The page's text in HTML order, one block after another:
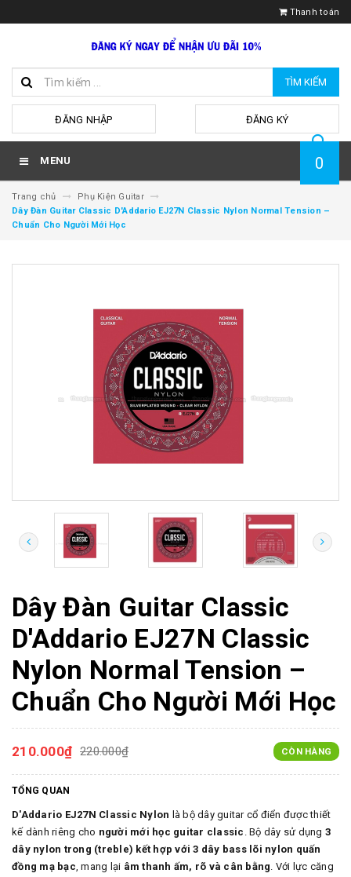
Thanh toán
TÌM KIẾM
ĐĂNG NHẬP ĐĂNG KÝ
MENU 0
Trang chủ
Phụ Kiện Guitar
Dây Đàn Guitar Classic D'Addario EJ27N Classic Nylon Normal Tension –
Chuẩn Cho Người Mới Học
Dây Đàn Guitar Classic
D'Addario EJ27N Classic
Nylon Normal Tension –
Chuẩn Cho Người Mới Học
210.000₫ 220.000₫ CÒN HÀNG
TỔNG QUAN
D'Addario EJ27N Classic Nylon là bộ dây guitar cổ điển được thiết
kế dành riêng cho người mới học guitar classic . Bộ dây sử dụng 3
dây nylon trong (treble) kết hợp với 3 dây bass lõi nylon quấn
đồng mạ bạc, mang lại âm thanh ấm, rõ và cân bằng. Với lực căng